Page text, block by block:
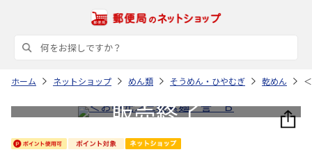
ホーム ネットショップ めん類 そうめん・ひやむぎ 乾めん